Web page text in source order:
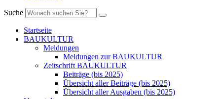
Suche
Startseite
BAUKULTUR
Meldungen
Meldungen zur BAUKULTUR
Zeitschrift BAUKULTUR
Beiträge (bis 2025)
Übersicht aller Beiträge (bis 2025)
Übersicht aller Ausgaben (bis 2025)